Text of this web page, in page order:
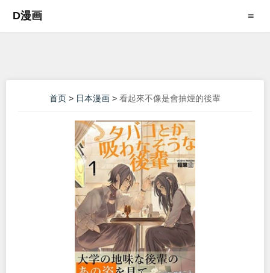
D漫画 ≡
首页 > 日本漫画 > 看起來不像是會抽煙的後輩